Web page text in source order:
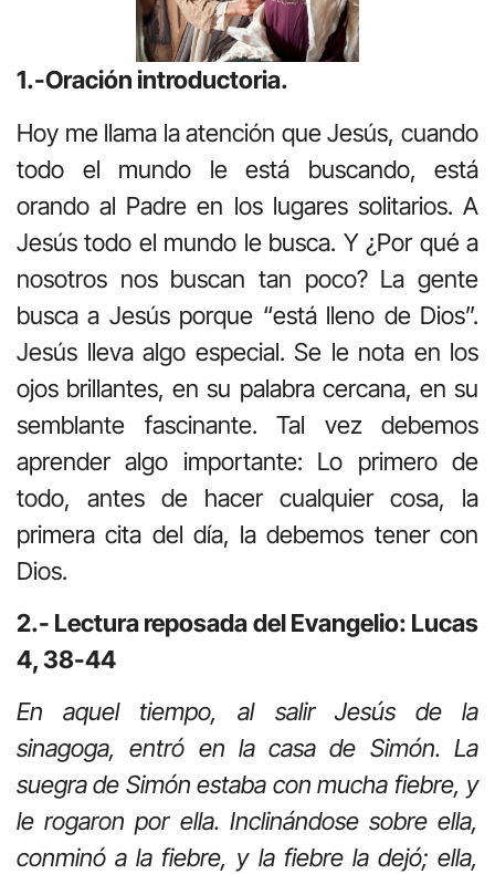
1.-Oración introductoria.
Hoy me llama la atención que Jesús, cuando
todo el mundo le está buscando, está
orando al Padre en los lugares solitarios. A
Jesús todo el mundo le busca. Y ¿Por qué a
nosotros nos buscan tan poco? La gente
busca a Jesús porque “está lleno de Dios”.
Jesús lleva algo especial. Se le nota en los
ojos brillantes, en su palabra cercana, en su
semblante fascinante. Tal vez debemos
aprender algo importante: Lo primero de
todo, antes de hacer cualquier cosa, la
primera cita del día, la debemos tener con
Dios.
2.- Lectura reposada del Evangelio: Lucas
4, 38-44
En aquel tiempo, al salir Jesús de la
sinagoga, entró en la casa de Simón. La
suegra de Simón estaba con mucha fiebre, y
le rogaron por ella. Inclinándose sobre ella,
conminó a la fiebre, y la fiebre la dejó; ella,